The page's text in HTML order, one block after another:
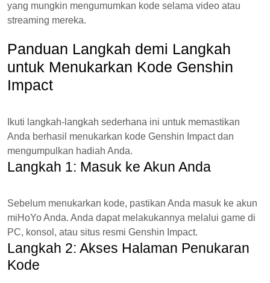
yang mungkin mengumumkan kode selama video atau
streaming mereka.
Panduan Langkah demi Langkah
untuk Menukarkan Kode Genshin
Impact
Ikuti langkah-langkah sederhana ini untuk memastikan
Anda berhasil menukarkan kode Genshin Impact dan
mengumpulkan hadiah Anda.
Langkah 1: Masuk ke Akun Anda
Sebelum menukarkan kode, pastikan Anda masuk ke akun
miHoYo Anda. Anda dapat melakukannya melalui game di
PC, konsol, atau situs resmi Genshin Impact.
Langkah 2: Akses Halaman Penukaran
Kode